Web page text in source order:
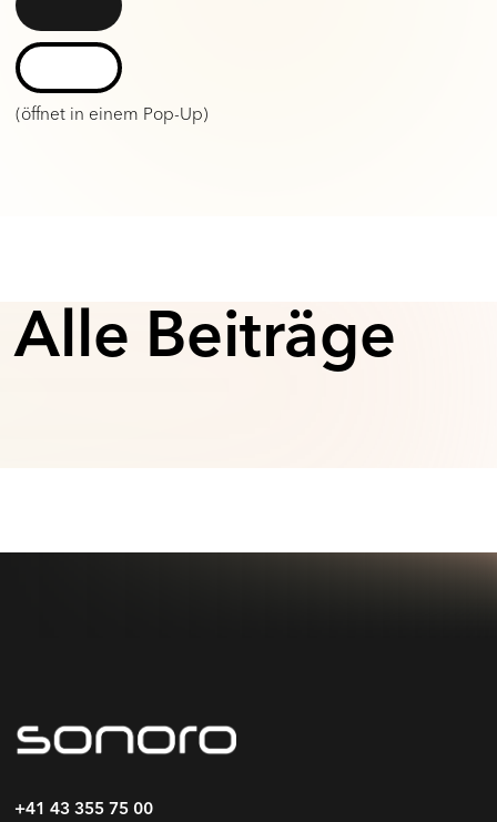
(öffnet in einem Pop-Up)
Alle Beiträge
+41 43 355 75 00